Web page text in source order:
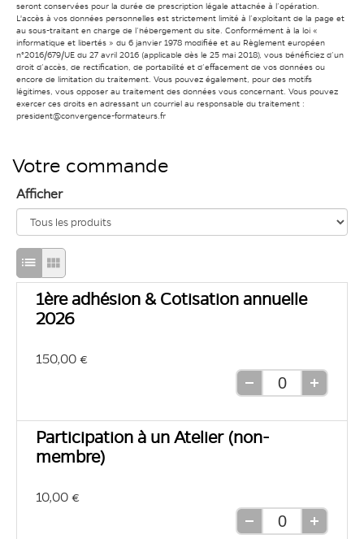
seront conservées pour la durée de prescription légale attachée à l’opération.
L'accès à vos données personnelles est strictement limité à l’exploitant de la page et
au sous-traitant en charge de l’hébergement du site. Conformément à la loi «
informatique et libertés » du 6 janvier 1978 modifiée et au Règlement européen
n°2016/679/UE du 27 avril 2016 (applicable dès le 25 mai 2018), vous bénéficiez d’un
droit d’accès, de rectification, de portabilité et d’effacement de vos données ou
encore de limitation du traitement. Vous pouvez également, pour des motifs
légitimes, vous opposer au traitement des données vous concernant. Vous pouvez
exercer ces droits en adressant un courriel au responsable du traitement :
president@convergence-formateurs.fr
Votre commande
Afficher
Passage
en
mode
liste
Passage
en
mode
grille
1ère adhésion & Cotisation annuelle
2026
150,00 €
Retirer
unité
Ajouter
Participation à un Atelier (non-
membre)
10,00 €
Retirer
Ajouter